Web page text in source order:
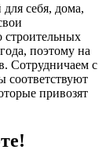
себя, дома,
строительных
поэтому на
Сотрудничаем с
соответствуют
привозят